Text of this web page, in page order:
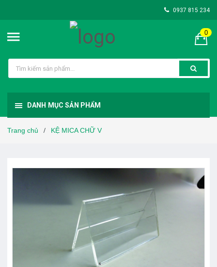
0937 815 234
0
DANH MỤC SẢN PHẨM
Trang chủ / KỆ MICA CHỮ V